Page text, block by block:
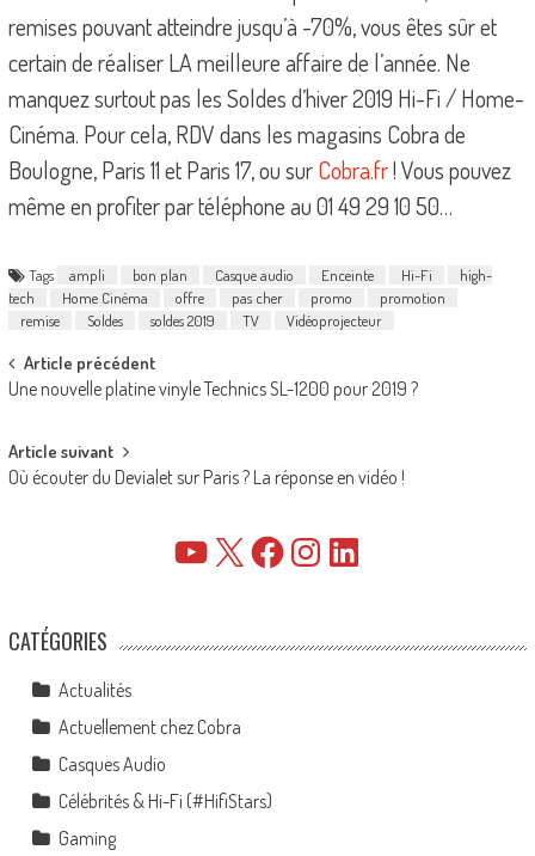
remises pouvant atteindre jusqu’à -70%, vous êtes sûr et
certain de réaliser LA meilleure affaire de l’année. Ne
manquez surtout pas les Soldes d’hiver 2019 Hi-Fi / Home-
Cinéma. Pour cela, RDV dans les magasins Cobra de
Boulogne, Paris 11 et Paris 17, ou surCobra.fr! Vous pouvez
même en profiter par téléphone au 01 49 29 10 50…
Tags ampli bon plan Casque audio Enceinte Hi-Fi
high-
tech
Home Cinéma offre pas cher promo
promotion
remise
Soldes soldes 2019 TV Vidéoprojecteur
Post
navigation
Article précédent
Une nouvelle platine vinyle Technics SL-1200 pour 2019 ?
Article suivant
Où écouter du Devialet sur Paris ? La réponse en vidéo !
YouTube FacebookInstagramLinkedIn
CATÉGORIES
Actualités
Actuellement chez Cobra
Casques Audio
Célébrités & Hi-Fi (#HifiStars)
Gaming